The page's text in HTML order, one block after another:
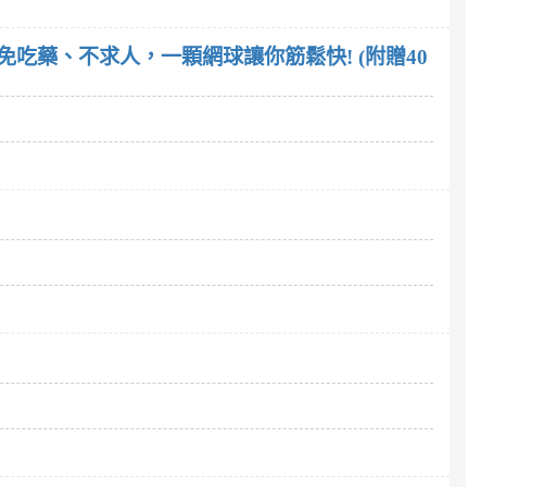
吃藥、不求人，一顆網球讓你筋鬆快! (附贈40